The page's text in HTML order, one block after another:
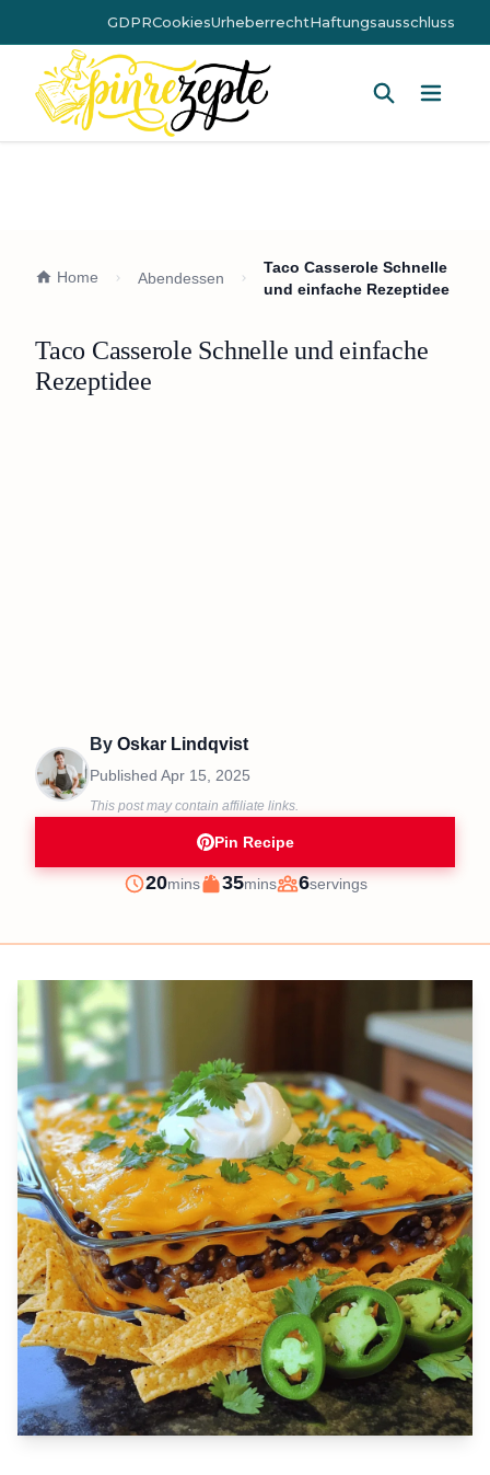
GDPRCookiesUrheberrechtHaftungsausschluss
Home Abendessen
Taco Casserole Schnelle
und einfache Rezeptidee
Taco Casserole Schnelle und einfache
Rezeptidee
By Oskar Lindqvist
Published Apr 15, 2025
This post may contain affiliate links.
Pin Recipe
Prep
20minutes
mins
Cook
35minutes
mins
Servings
6servings